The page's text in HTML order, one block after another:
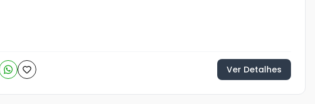
Ver Detalhes